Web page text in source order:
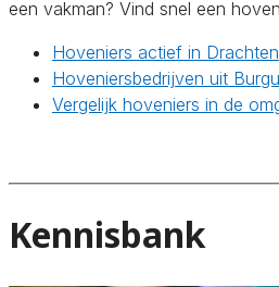
een vakman? Vind snel een
Hoveniers actief in Drachten
Hoveniersbedrijven uit
Vergelijk hoveniers in de
Kennisbank